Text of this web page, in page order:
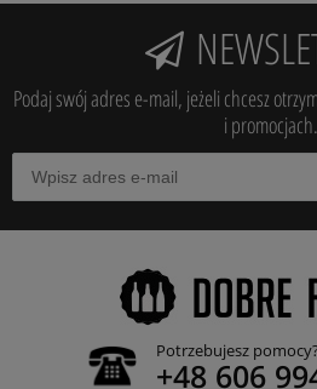
Podaj swój adres e-mail, jeżeli chcesz
i promocjach.
Potrzebujesz
+48 606